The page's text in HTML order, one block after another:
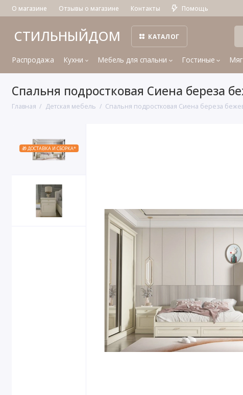
О магазине Отзывы о магазине Контакты Помощь
СТИЛЬНЫЙДОМ КАТАЛОГ
Распродажа Кухни Мебель для спальни Гостиные
Спальня подростковая Сиена береза
Главная Детская мебель Спальня подростковая Сиена береза
🎁 ДОСТАВКА И СБОРКА*